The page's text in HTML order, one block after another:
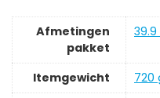
Afmetingen
pakket
‎39.9
Itemgewicht
‎720